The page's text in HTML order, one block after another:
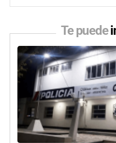
Te puede